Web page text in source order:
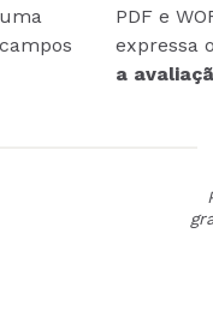
PDF e
expressa
a